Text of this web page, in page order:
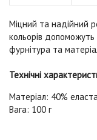
Міцний та надійний
кольорів допоможуть
фурнітура та
Технічні
Матеріал: 40%
Вага: 100 г